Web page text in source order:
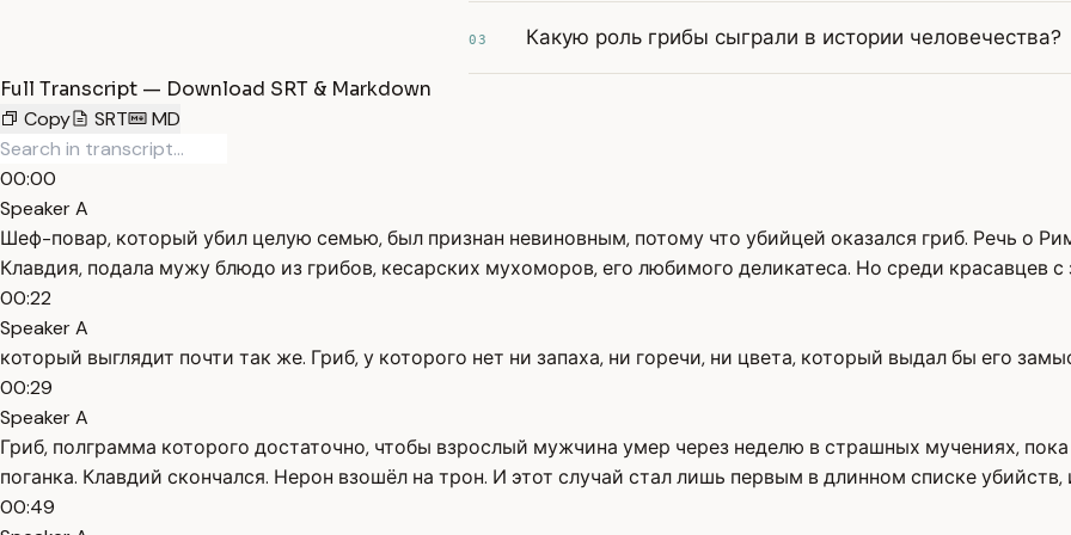
03 Какую роль грибы сыграли в истории человечества?
Full Transcript — Download SRT & Markdown
Copy
SRT MD
00:00
Speaker A
Шеф-повар, который убил целую семью, был признан невиновным, потому что убийцей оказался гриб. Речь о
Клавдия, подала мужу блюдо из грибов, кесарских мухоморов, его любимого деликатеса. Но среди красавцев
00:22
Speaker A
который выглядит почти так же. Гриб, у которого нет ни запаха, ни горечи, ни цвета, который выдал бы его
00:29
Speaker A
Гриб, полграмма которого достаточно, чтобы взрослый мужчина умер через неделю в страшных мучениях,
поганка. Клавдий скончался. Нерон взошёл на трон. И этот случай стал лишь первым в длинном списке
00:49